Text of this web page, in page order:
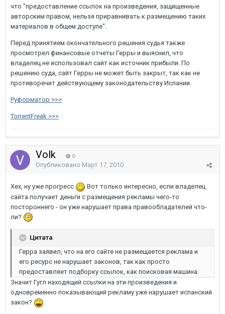
что "предоставление ссылок на произведения, защищенные
авторским правом, нельзя приравнивать к размещению таких
материалов в общем доступе".
Перед принятием окончательного решения судья также
просмотрел финансовые отчеты Герры и выяснил, что
владелец не использовал сайт как источник прибыли. По
решению суда, сайт Герры не может быть закрыт, так как не
противоречит действующему законодательству Испании.
Руформатор >>>
TorrentFreak >>>
Volk 0
Опубликовано Март 17, 2010
Хех, ну уже прогресс
Вот только интересно, если владелец
сайта получает деньги с размещения рекламы чего-то
постороннего - он уже нарушает права правообладателей что-
ли?
Цитата
Герра заявил, что на его сайте не размещается реклама и
его ресурс не нарушает законов, так как просто
предоставляет подборку ссылок, как поисковая машина.
Значит Гугл находящий ссылки на эти произведения и
одновременно показывающий рекламу уже нарушает испанский
закон?